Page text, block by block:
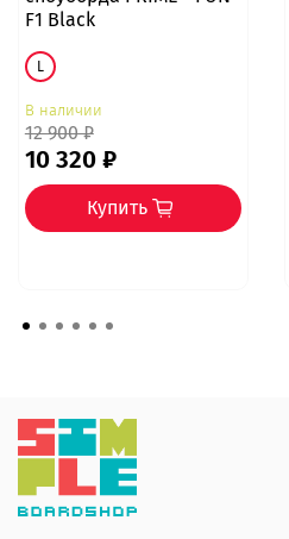
F1 Black
L
В наличии
12 900 ₽
10 320 ₽
Купить